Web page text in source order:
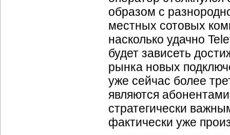
образом с
местных сотовых
насколько удачно
будет зависеть
рынка новых
уже сейчас более
являются
стратегически
фактически уже